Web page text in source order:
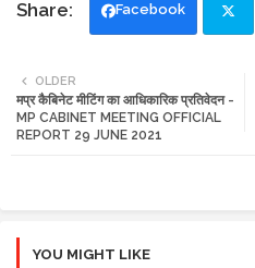
Facebook
tte
OLDER
मप्र कैबिनेट मीटिंग का आधिकारिक प्रतिवेदन -
MP CABINET MEETING OFFICIAL
REPORT 29 JUNE 2021
YOU MIGHT LIKE